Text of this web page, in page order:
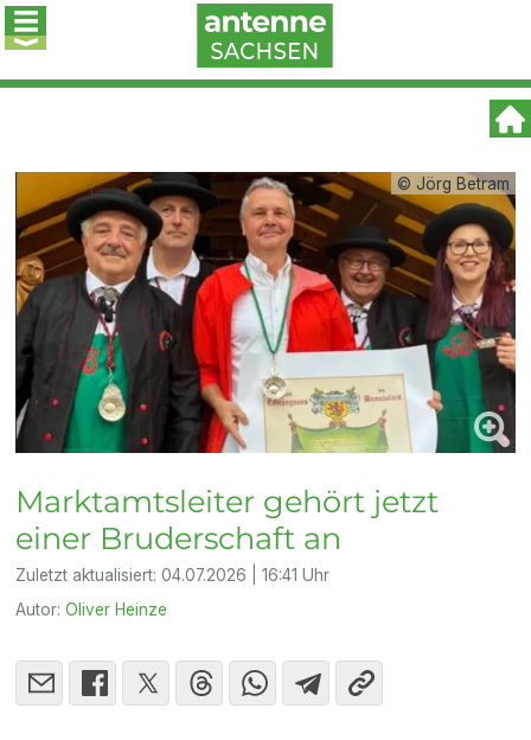
© Jörg Betram
Marktamtsleiter gehört jetzt
einer Bruderschaft an
Zuletzt aktualisiert:04.07.2026 | 16:41 Uhr
Autor:Oliver Heinze